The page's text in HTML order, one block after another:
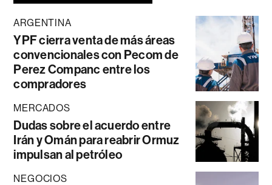
ARGENTINA
YPF cierra venta de más áreas
convencionales con Pecom de
Perez Companc entre los
compradores
MERCADOS
Dudas sobre el acuerdo entre
Irán y Omán para reabrir Ormuz
impulsan al petróleo
NEGOCIOS